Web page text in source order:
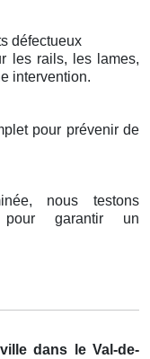
défectueux
les rails, les lames,
intervention.
pour prévenir de
nous testons
pour garantir un
dans le Val-de-